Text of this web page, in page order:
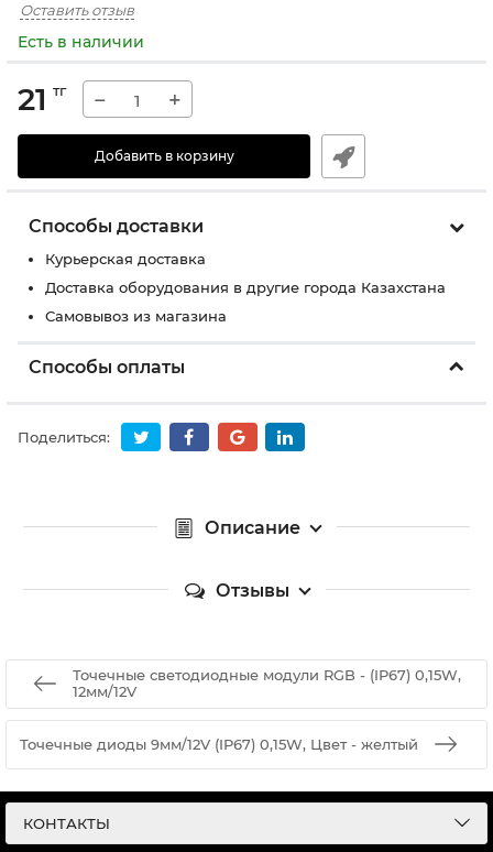
Оставить отзыв
Есть в наличии
21 тг − +
Добавить в корзину
Способы доставки
Курьерская доставка
Доставка оборудования в другие города Казахстана
Самовывоз из магазина
Способы оплаты
Поделиться:
Описание
Отзывы
Точечные светодиодные модули RGB - (IP67) 0,15W,
12мм/12V
Точечные диоды 9мм/12V (IP67) 0,15W, Цвет - желтый
КОНТАКТЫ